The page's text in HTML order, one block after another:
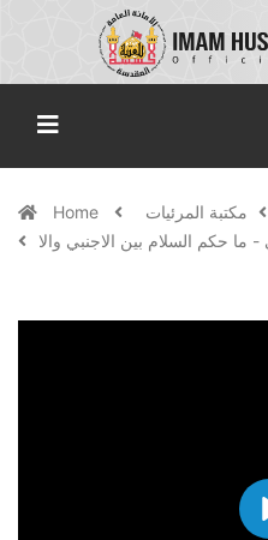
Home مكتبة المرئيات